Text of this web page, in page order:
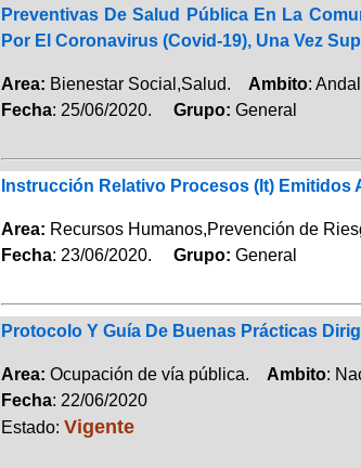
Preventivas De Salud Pública En La
Por El Coronavirus (Covid-19), Una Vez
Area: Bienestar Social,Salud. Ambito:
Fecha: 25/06/2020. Grupo: General
Instrucción Relativo Procesos (It) Emitidos
Area: Recursos Humanos,Prevención de
Fecha: 23/06/2020. Grupo: General
Protocolo Y Guía De Buenas Prácticas
Area: Ocupación de vía pública. Ambito:
Fecha: 22/06/2020
Estado: Vigente